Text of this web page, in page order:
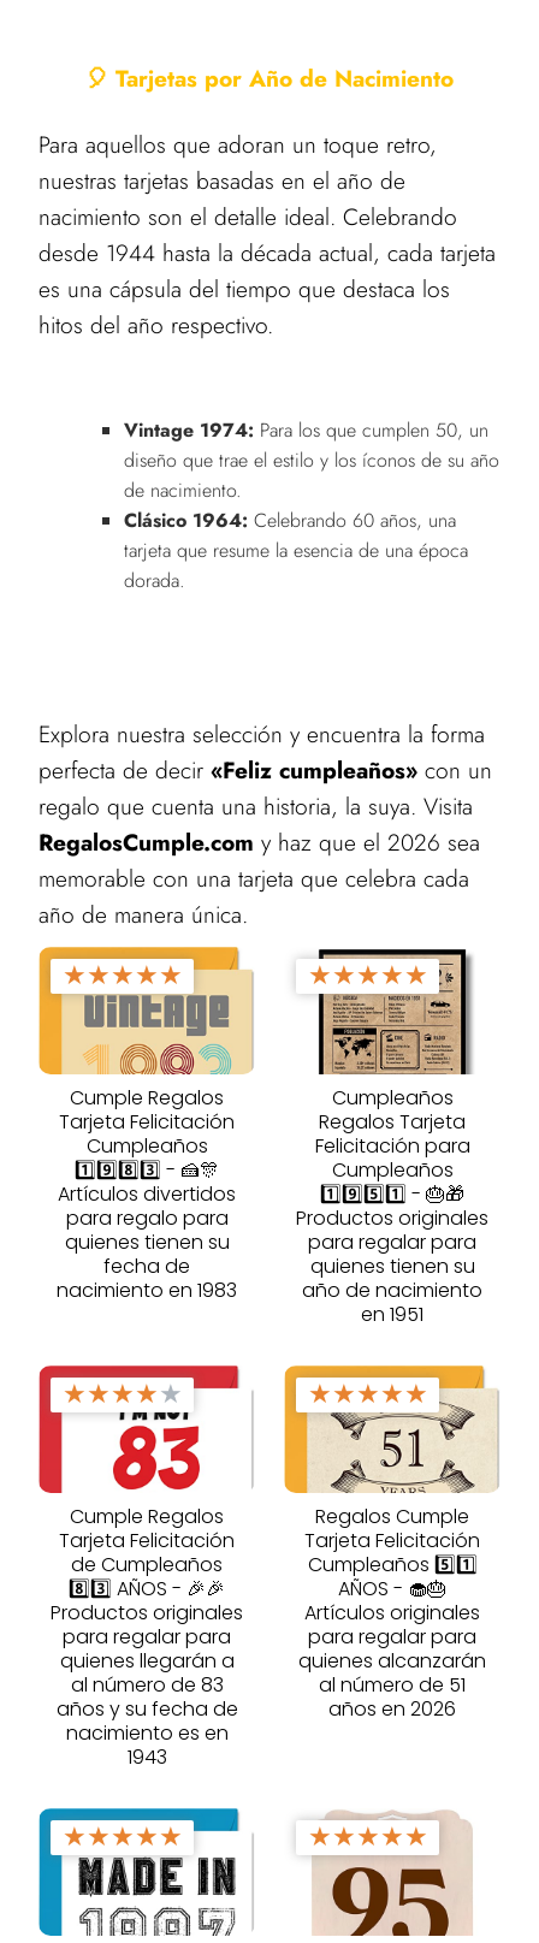
🎈 Tarjetas por Año de Nacimiento
Para aquellos que adoran un toque retro,
nuestras tarjetas basadas en el año de
nacimiento son el detalle ideal. Celebrando
desde 1944 hasta la década actual, cada tarjeta
es una cápsula del tiempo que destaca los
hitos del año respectivo.
Vintage 1974: Para los que cumplen 50, un
diseño que trae el estilo y los íconos de su año
de nacimiento.
Clásico 1964: Celebrando 60 años, una
tarjeta que resume la esencia de una época
dorada.
Explora nuestra selección y encuentra la forma
perfecta de decir «Feliz cumpleaños» con un
regalo que cuenta una historia, la suya. Visita
RegalosCumple.com y haz que el 2026 sea
memorable con una tarjeta que celebra cada
año de manera única.
★★★★★
Cumple Regalos
Tarjeta Felicitación
Cumpleaños
1️⃣9️⃣8️⃣3️⃣ - 🍰🎊
Artículos divertidos
para regalo para
quienes tienen su
fecha de
nacimiento en 1983
★★★★★
Cumpleaños
Regalos Tarjeta
Felicitación para
Cumpleaños
1️⃣9️⃣5️⃣1️⃣ - 🎂🎁
Productos originales
para regalar para
quienes tienen su
año de nacimiento
en 1951
★★★★★
Cumple Regalos
Tarjeta Felicitación
de Cumpleaños
8️⃣3️⃣ AÑOS - 🎉🎉
Productos originales
para regalar para
quienes llegarán a
al número de 83
años y su fecha de
nacimiento es en
1943
★★★★★
Regalos Cumple
Tarjeta Felicitación
Cumpleaños 5️⃣1️⃣
AÑOS - 🧁🎂
Artículos originales
para regalar para
quienes alcanzarán
al número de 51
años en 2026
★★★★★ ★★★★★